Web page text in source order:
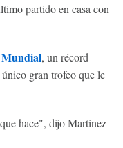
partido en casa con
Mundial, un récord
gran trofeo que le
hace", dijo Martínez